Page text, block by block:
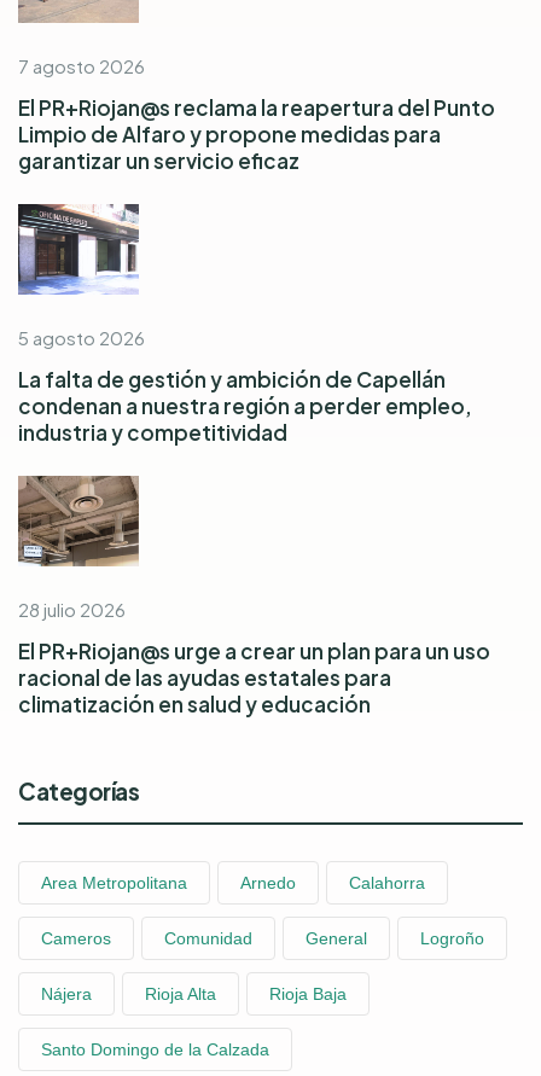
7 agosto 2026
El PR+Riojan@s reclama la reapertura del Punto
Limpio de Alfaro y propone medidas para
garantizar un servicio eficaz
5 agosto 2026
La falta de gestión y ambición de Capellán
condenan a nuestra región a perder empleo,
industria y competitividad
28 julio 2026
El PR+Riojan@s urge a crear un plan para un uso
racional de las ayudas estatales para
climatización en salud y educación
Categorías
Area Metropolitana Arnedo Calahorra
Cameros Comunidad General Logroño
Nájera Rioja Alta Rioja Baja
Santo Domingo de la Calzada